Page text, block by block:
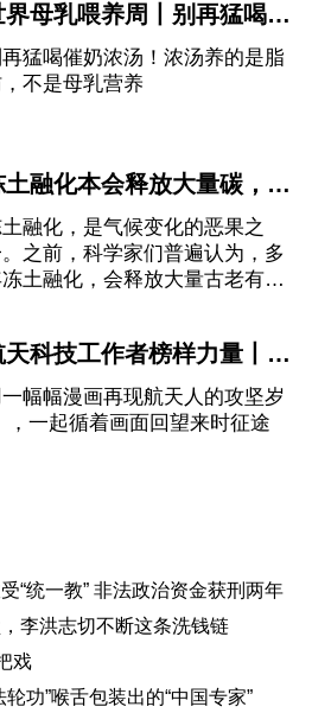
世界母乳喂养周丨别再猛喝催奶浓汤！浓汤养的是脂肪，不是母乳营养
猛喝催奶浓汤！浓汤养的是脂
不是母乳营养
冻土融化本会释放大量碳，中国科学家却发现：有一部分被石头“吃掉”了
融化，是气候变化的恶果之
之前，科学家们普遍认为，多
土融化，会释放大量古老有机
环，就像一颗随时会被引爆的
。
航天科技工作者榜样力量丨钱学森——以身筑航天，赤心铸国魂
幅幅漫画再现航天人的攻坚岁
，一起循着画面回望来时征途
“统一教” 非法政治资金获刑两年
李洪志切不断这条洗钱链
戏
功”喉舌包装出的“中国专家”